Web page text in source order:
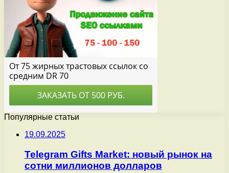
Популярные статьи
19.09.2025
Telegram Gifts Market: новый рынок на
сотни миллионов долларов